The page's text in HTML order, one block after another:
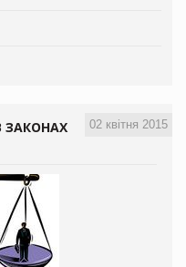
02 квітня 2015
ЗАКОНАХ